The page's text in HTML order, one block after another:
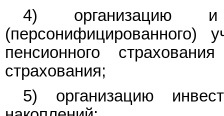
4) организацию и
(персонифицированного)
пенсионного
страхования;
5) организацию